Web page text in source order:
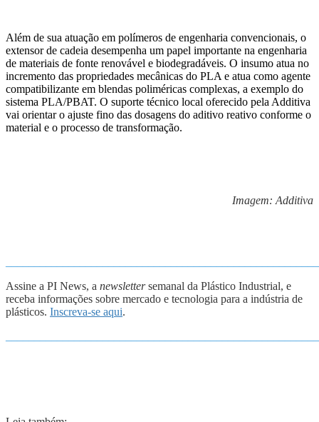
Além de sua atuação em polímeros de engenharia convencionais, o
extensor de cadeia desempenha um papel importante na engenharia
de materiais de fonte renovável e biodegradáveis. O insumo atua no
incremento das propriedades mecânicas do PLA e atua como agente
compatibilizante em blendas poliméricas complexas, a exemplo do
sistema PLA/PBAT. O suporte técnico local oferecido pela Additiva
vai orientar o ajuste fino das dosagens do aditivo reativo conforme o
material e o processo de transformação.
Imagem: Additiva
Assine a PI News, a newslettersemanal da Plástico Industrial, e
receba informações sobre mercado e tecnologia para a indústria de
plásticos. Inscreva-se aqui.